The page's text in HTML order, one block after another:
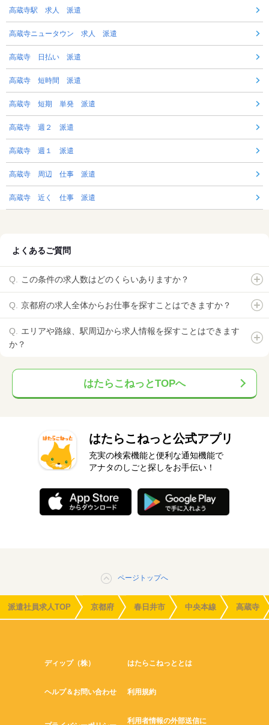
高蔵寺駅 求人 派遣
高蔵寺ニュータウン 求人 派遣
高蔵寺 日払い 派遣
高蔵寺 短時間 派遣
高蔵寺 短期 単発 派遣
高蔵寺 週２ 派遣
高蔵寺 週１ 派遣
高蔵寺 周辺 仕事 派遣
高蔵寺 近く 仕事 派遣
よくあるご質問
この条件の求人数はどのくらいありますか？
京都府の求人全体からお仕事を探すことはできますか？
エリアや路線、駅周辺から求人情報を探すことはできます
か？
はたらこねっとTOPへ
はたらこねっと公式アプリ
充実の検索機能と便利な通知機能で
アナタのしごと探しをお手伝い！
ページトップへ
派遣社員求人TOP 京都府 春日井市 中央本線 高蔵寺
ディップ（株） はたらこねっととは
ヘルプ＆お問い合わせ 利用規約
利用者情報の外部送信に